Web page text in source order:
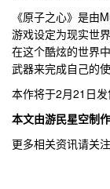
《原子之心》是由
游戏设定为现实世
在这个酷炫的世界
武器来完成自己的使
本作将于2月21日发
本文由游民星空制
更多相关资讯请关